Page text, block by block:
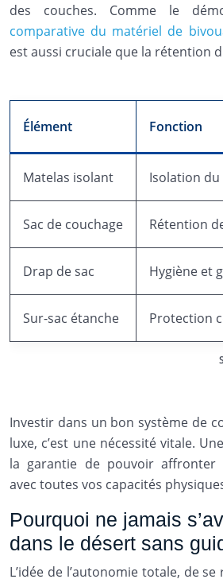
des couches. Comme le
comparative du matériel de
est aussi cruciale que la rétention
Élément Fonction
Matelas isolant Isolation
Sac de couchage Rétention
Drap de sac Hygiène et
Sur-sac étanche Protection
Investir dans un bon système de
luxe, c’est une nécessité vitale.
la garantie de pouvoir affronter
avec toutes vos capacités
Pourquoi ne jamais
dans le désert sans
L’idée de l’autonomie totale, de